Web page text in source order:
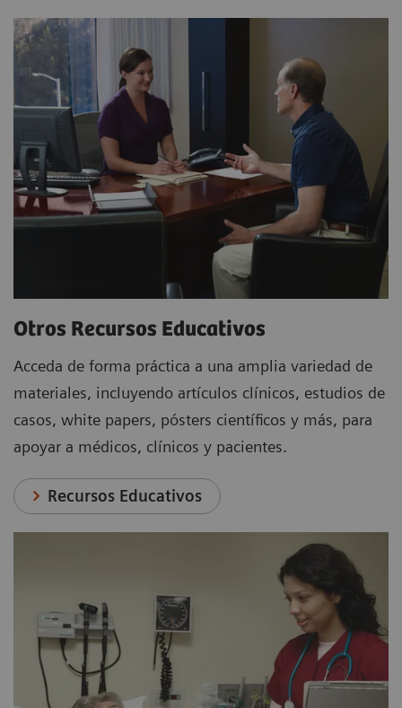
Otros Recursos Educativos
Acceda de forma práctica a una amplia variedad de
materiales, incluyendo artículos clínicos, estudios de
casos, white papers, pósters científicos y más, para
apoyar a médicos, clínicos y pacientes.
Recursos Educativos